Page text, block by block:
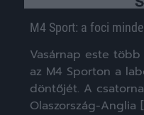
M4 Sport: a foci
Vasárnap este
az M4 Sporton a
döntőjét. A
Olaszország-Anglia